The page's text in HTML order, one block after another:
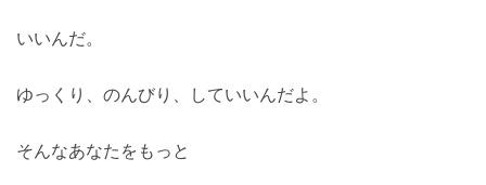
いいんだ。
ゆっくり、のんびり、していいんだよ。
そんなあなたをもっと